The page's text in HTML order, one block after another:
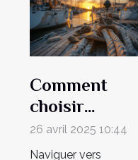
Comment
choisir
l'équipement
d'accastillage
26 avril 2025 10:44
Naviguer vers